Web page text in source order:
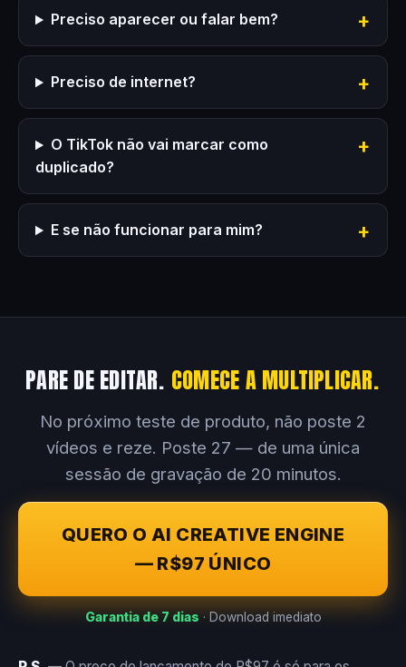
Preciso aparecer ou falar bem?
Preciso de internet?
O TikTok não vai marcar como
duplicado?
E se não funcionar para mim?
PARE DE EDITAR. COMECE A MULTIPLICAR.
No próximo teste de produto, não poste 2
vídeos e reze. Poste 27 — de uma única
sessão de gravação de 20 minutos.
QUERO O AI CREATIVE ENGINE
— R$97 ÚNICO
Garantia de 7 dias · Download imediato